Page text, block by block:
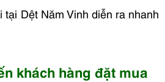
Dệt Năm Vinh diễn ra nhanh
khách hàng đặt mua